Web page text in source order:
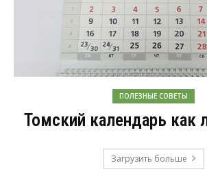
ПОЛЕЗНЫЕ СОВЕТЫ
Томский календарь как
Загрузить больше